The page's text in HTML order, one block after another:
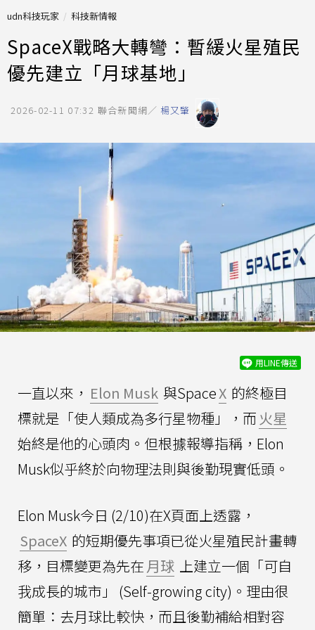
udn科技玩家 科技新情報
SpaceX戰略大轉彎：暫緩火星殖民
優先建立「月球基地」
2026-02-11 07:32 聯合新聞網／ 楊又肇
用LINE傳送
一直以來， Elon Musk 與SpaceX 的終極目
標就是「使人類成為多行星物種」，而 火星
始終是他的心頭肉。但根據報導指稱，Elon
Musk似乎終於向物理法則與後勤現實低頭。
Elon Musk今日 (2/10)在X頁面上透露，
SpaceX 的短期優先事項已從火星殖民計畫轉
移，目標變更為先在 月球 上建立一個「可自
我成長的城市」 (Self-growing city)。理由很
簡單：去月球比較快，而且後勤補給相對容